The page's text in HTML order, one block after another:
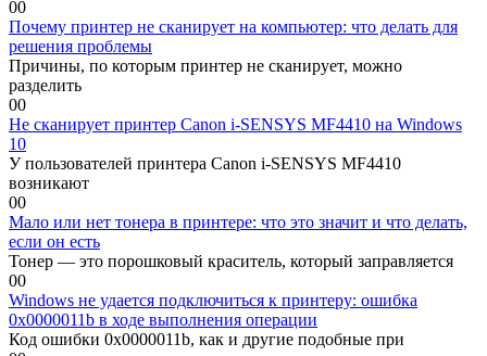
00
Почему принтер не сканирует на компьютер: что делать для
решения проблемы
Причины, по которым принтер не сканирует, можно
разделить
00
Не сканирует принтер Canon i-SENSYS MF4410 на Windows
10
У пользователей принтера Canon i-SENSYS MF4410
возникают
00
Мало или нет тонера в принтере: что это значит и что делать,
если он есть
Тонер — это порошковый краситель, который заправляется
00
Windows не удается подключиться к принтеру: ошибка
0x0000011b в ходе выполнения операции
Код ошибки 0x0000011b, как и другие подобные при